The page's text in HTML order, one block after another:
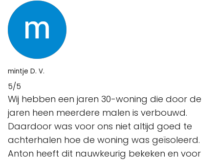
mintje D. V.
5/5
Wij hebben een jaren 30-woning die door de
jaren heen meerdere malen is verbouwd.
Daardoor was voor ons niet altijd goed te
achterhalen hoe de woning was geïsoleerd.
Anton heeft dit nauwkeurig bekeken en voor